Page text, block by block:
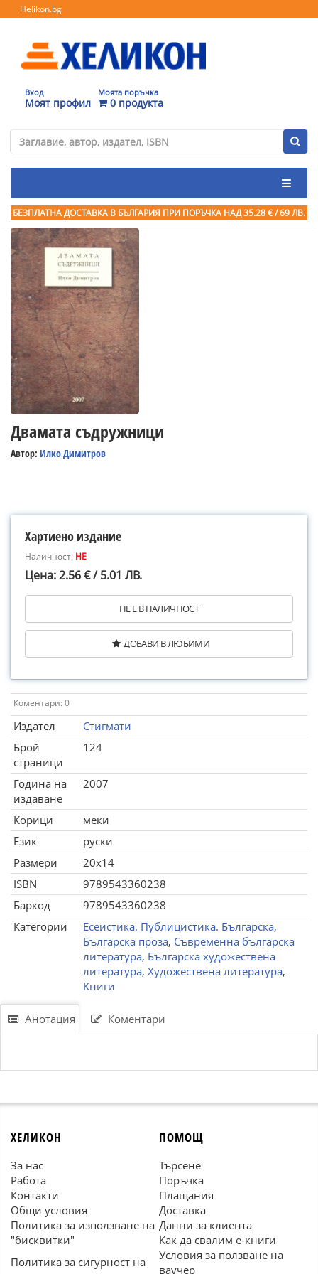
Helikon.bg
Вход
Моят профил
Моята поръчка
0 продукта
БЕЗПЛАТНА ДОСТАВКА В БЪЛГАРИЯ ПРИ ПОРЪЧКА НАД 35.28 € / 69 ЛВ.
Двамата съдружници
Автор: Илко Димитров
Хартиено издание
Наличност: НЕ
Цена: 2.56 € / 5.01 ЛВ.
НЕ Е В НАЛИЧНОСТ
ДОБАВИ В ЛЮБИМИ
Коментари: 0
Издател
Стигмати
Брой
страници
124
Година на
издаване
2007
Корици
меки
Език
руски
Размери
20x14
ISBN
9789543360238
Баркод
9789543360238
Категории
Есеистика. Публицистика. Българска,
Българска проза, Съвременна българска
литература, Българска художествена
литература, Художествена литература,
Книги
Анотация Коментари
ХЕЛИКОН
За нас
Работа
Контакти
Общи условия
Политика за използване на
"бисквитки"
Политика за сигурност на
ПОМОЩ
Търсене
Поръчка
Плащания
Доставка
Данни за клиента
Как да свалим е-книги
Условия за ползване на
ваучер